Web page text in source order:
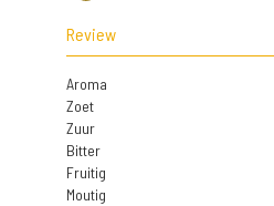
Review
Aroma
Zoet
Zuur
Bitter
Fruitig
Moutig